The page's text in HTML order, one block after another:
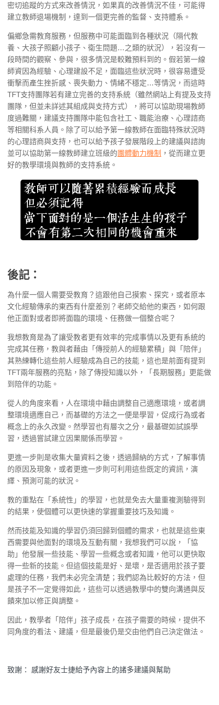
密切追蹤的方式來改善情況，如果真的改善情況不佳，可能得
建立教師退場機制，達到一個更完善的監督、支持體系。
偏鄉急需教育服務，但服務中可能面臨到各種狀況（隔代教
養、大孩子照顧小孩子、衛生問題…之類的狀況），若沒有一
段時間的觀察、參與，很多情況是較難預料到的。假若第一線
師資因為經驗、心理建設不足，面臨這些狀況時，很容易遭受
衝擊而產生挫折感、喪失動力、情緒不穩定…等情況，而這時
TFT支持團隊若有建立完善的支持系統（雖然網站上有提及支持
團隊，但並未詳述其組成與支持方式），將可以協助現場教師
度過難關，建議支持團隊中能包含社工、職能治療、心理諮商
等相關科系人員。除了可以給予第一線教師在面臨特殊狀況時
的心理諮商與支持，也可以給予孩子發展階段上的建議與諮詢
並可以協助第一線教師建立班級的團體動力機制 ，從而建立更
好的教學環境與教師的支持系統。
後記：
為什麼一個人需要受教育？這跟他自己摸索、探究，或者原本
文化經驗傳承的東西有什麼差別？老師交給他的東西，如何跟
他正面對或者即將面臨的環境、任務做一個整合呢？
我想教育是為了讓受教者更有效率的完成事情以及更有系統的
完成其任務，教與者藉由「傳授前人的經驗累積」與「陪伴」
其熟練轉化這些前人經驗成為自己的技能，這也是前面有提到
TFT兩年服務的亮點，除了傳授知識以外，「長期服務」更能做
到陪伴的功能。
從人的角度來看，人在環境中藉由調整自己適應環境，或者調
整環境適應自己，而基礎的方法之一便是學習，促成行為或者
概念上的永久改變。然學習也有層次之分，最基礎如試誤學
習，透過嘗試建立因果關係而學習。
更進一步則是收集大量資料之後，透過歸納的方式，了解事情
的原因及現象，或者更進一步則可利用這些既定的資訊，演
繹、預測可能的狀況。
教的重點在「系統性」的學習，也就是免去大量重複測驗得到
的結果，使個體可以更快速的掌握重要技巧及知識。
然而技能及知識的學習仍須回歸到個體的需求，也就是這些東
西需要與他面對的環境及互動有關，我想我們可以說，「協
助」他發展一些技能、學習一些概念或者知識，他可以更快取
得一些新的技能。但這個技能是好、是壞，是否適用於孩子要
處理的任務，我們未必完全清楚；我們認為比較好的方法，但
是孩子不一定覺得如此，這些可以透過教學中的雙向溝通與反
饋來加以修正與調整。
因此，教學者「陪伴」孩子成長，在孩子需要的時候，提供不
同角度的看法、建議，但是最後仍是交由他們自己決定做法。
致謝： 感謝好友士捷給予內容上的諸多建議與幫助